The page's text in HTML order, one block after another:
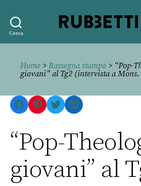
Cerca
Home > Rassegna stampa> “Pop-
giovani” al Tg2 (intervista a
Facebook
Pinterest
TwitterLinkedIn
“Pop-
giovani” al